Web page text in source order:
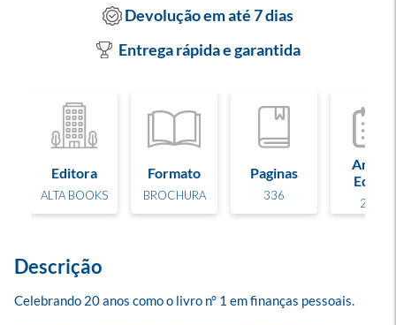
Devolução em até 7 dias
Entrega rápida e garantida
Editora
ALTA BOOKS
Formato
BROCHURA
Paginas
336
Ano de
Edição
2017
Descrição
Celebrando 20 anos como o livro n° 1 em finanças pessoais.